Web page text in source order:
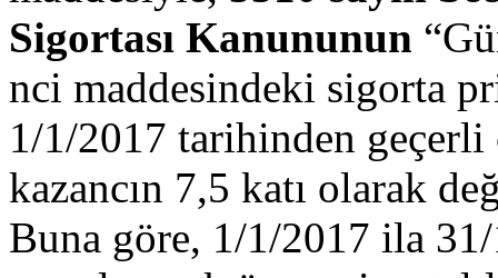
Sigortası Kanununun
nci maddesindeki sigorta
1/1/2017 tarihinden
kazancın 7,5 katı olarak
Buna göre, 1/1/2017 ila